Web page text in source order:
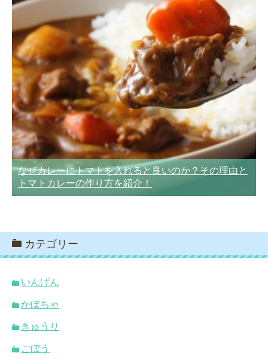
なぜカレーにトマトを入れると良いのか？その理由と
トマトカレーの作り方を紹介！
カテゴリー
いんげん
かぼちゃ
きゅうり
ごぼう